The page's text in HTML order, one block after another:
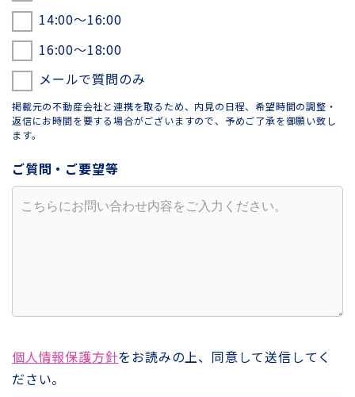
14:00〜16:00
16:00〜18:00
メールで質問のみ
掲載元の不動産会社と連携を取るため、内見の日程、希望時間の調整・
返信にお時間を要する場合がございますので、予めご了承を御願い致し
ます。
ご質問・ご要望等
個人情報保護方針をお読みの上、同意して送信してく
ださい。